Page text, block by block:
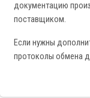
документацию
поставщиком.
Если нужны
протоколы обмена